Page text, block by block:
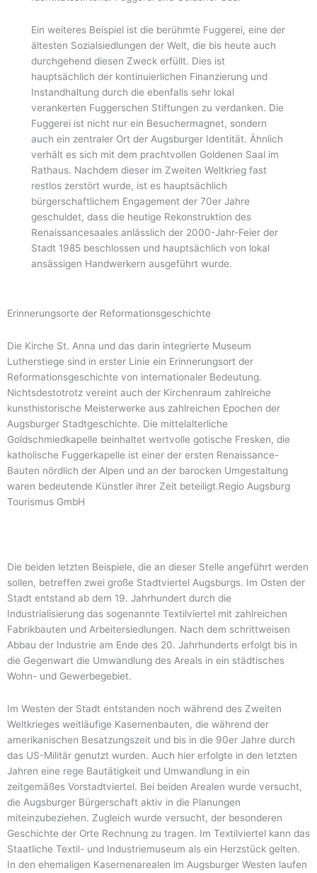
Ein weiteres Beispiel ist die berühmte Fuggerei, eine der
ältesten Sozialsiedlungen der Welt, die bis heute auch
durchgehend diesen Zweck erfüllt. Dies ist
hauptsächlich der kontinuierlichen Finanzierung und
Instandhaltung durch die ebenfalls sehr lokal
verankerten Fuggerschen Stiftungen zu verdanken. Die
Fuggerei ist nicht nur ein Besuchermagnet, sondern
auch ein zentraler Ort der Augsburger Identität. Ähnlich
verhält es sich mit dem prachtvollen Goldenen Saal im
Rathaus. Nachdem dieser im Zweiten Weltkrieg fast
restlos zerstört wurde, ist es hauptsächlich
bürgerschaftlichem Engagement der 70er Jahre
geschuldet, dass die heutige Rekonstruktion des
Renaissancesaales anlässlich der 2000-Jahr-Feier der
Stadt 1985 beschlossen und hauptsächlich von lokal
ansässigen Handwerkern ausgeführt wurde.
Erinnerungsorte der Reformationsgeschichte
Die Kirche St. Anna und das darin integrierte Museum
Lutherstiege sind in erster Linie ein Erinnerungsort der
Reformationsgeschichte von internationaler Bedeutung.
Nichtsdestotrotz vereint auch der Kirchenraum zahlreiche
kunsthistorische Meisterwerke aus zahlreichen Epochen der
Augsburger Stadtgeschichte. Die mittelalterliche
Goldschmiedkapelle beinhaltet wertvolle gotische Fresken, die
katholische Fuggerkapelle ist einer der ersten Renaissance-
Bauten nördlich der Alpen und an der barocken Umgestaltung
waren bedeutende Künstler ihrer Zeit beteiligt.Regio Augsburg
Tourismus GmbH
Die beiden letzten Beispiele, die an dieser Stelle angeführt werden
sollen, betreffen zwei große Stadtviertel Augsburgs. Im Osten der
Stadt entstand ab dem 19. Jahrhundert durch die
Industrialisierung das sogenannte Textilviertel mit zahlreichen
Fabrikbauten und Arbeitersiedlungen. Nach dem schrittweisen
Abbau der Industrie am Ende des 20. Jahrhunderts erfolgt bis in
die Gegenwart die Umwandlung des Areals in ein städtisches
Wohn- und Gewerbegebiet.
Im Westen der Stadt entstanden noch während des Zweiten
Weltkrieges weitläufige Kasernenbauten, die während der
amerikanischen Besatzungszeit und bis in die 90er Jahre durch
das US-Militär genutzt wurden. Auch hier erfolgte in den letzten
Jahren eine rege Bautätigkeit und Umwandlung in ein
zeitgemäßes Vorstadtviertel. Bei beiden Arealen wurde versucht,
die Augsburger Bürgerschaft aktiv in die Planungen
miteinzubeziehen. Zugleich wurde versucht, der besonderen
Geschichte der Orte Rechnung zu tragen. Im Textilviertel kann das
Staatliche Textil- und Industriemuseum als ein Herzstück gelten.
In den ehemaligen Kasernenarealen im Augsburger Westen laufen